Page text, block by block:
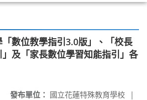
數位教學指引3.0版」、「校長
及「家長數位學習知能指引」各
發布單位： 國立花蓮特殊教育學校 |